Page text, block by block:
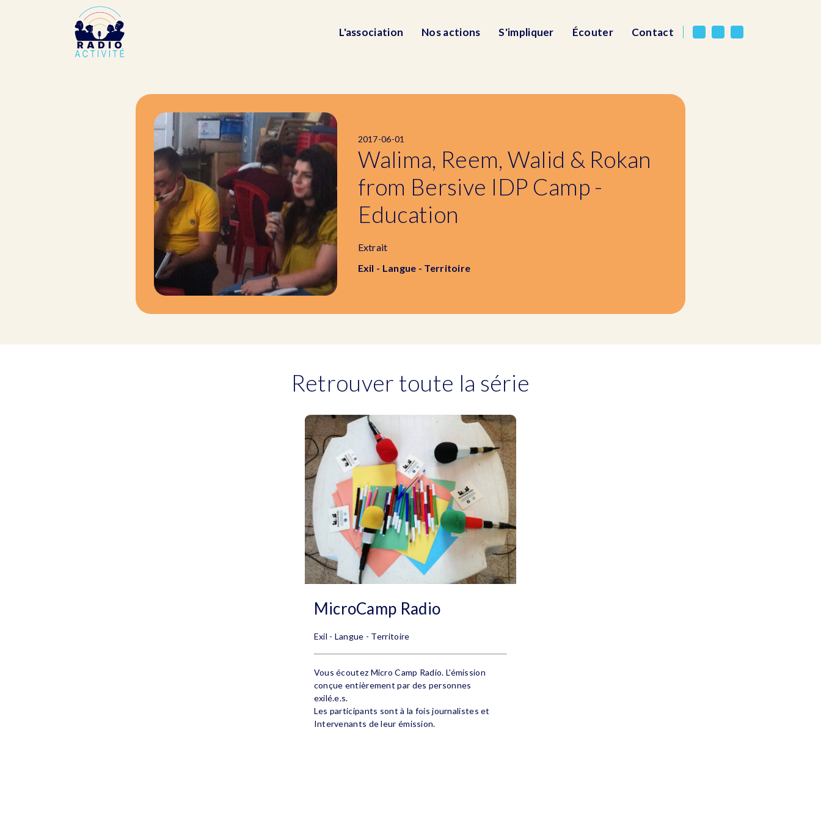
L'association Nos actions S'impliquer Écouter Contact
2017-06-01
Walima, Reem, Walid & Rokan
from Bersive IDP Camp -
Education
Extrait
Exil - Langue - Territoire
Retrouver toute la série
MicroCamp Radio
Exil - Langue - Territoire
Vous écoutez Micro Camp Radio. L'émission
conçue entièrement par des personnes
exilé.e.s.
Les participants sont à la fois journalistes et
Intervenants de leur émission.